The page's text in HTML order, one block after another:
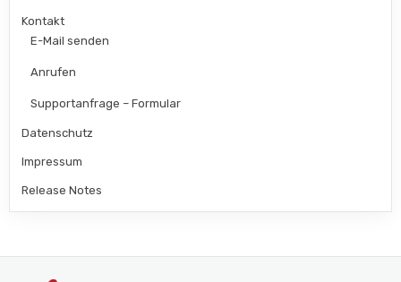
Kontakt
E-Mail senden
Anrufen
Supportanfrage – Formular
Datenschutz
Impressum
Release Notes